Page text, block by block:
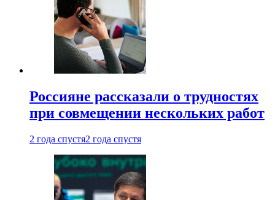
Россияне рассказали о трудностях
при совмещении нескольких работ
2 года спустя2 года спустя